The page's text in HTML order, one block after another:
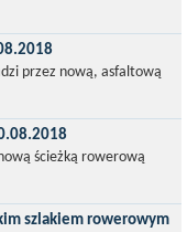
raczej płaska z jednym
od strony Olesznej.
przez nową, asfaltową
wzdłuż drogi 203).
ścieżką rowerową
pierwszym rondzie zjazd
szlakiem rowerowym